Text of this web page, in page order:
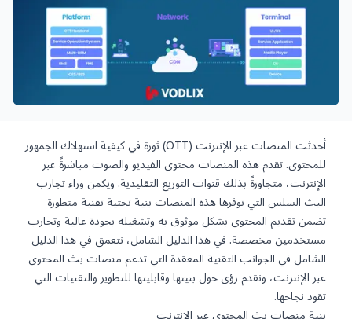
أحدثت المنصات عبر الإنترنت (OTT) ثورة في كيفية استهلاك الجمهور
للمحتوى. تقدم هذه المنصات محتوى الفيديو والصوت مباشرةً عبر
الإنترنت، متجاوزةً بذلك قنوات التوزيع التقليدية. ويكمن وراء تجارب
البث السلس التي توفرها هذه المنصات بنية تحتية تقنية متطورة
تضمن تقديم المحتوى بشكل موثوق به وتشغيله بجودة عالية وتجارب
مستخدمين مخصصة. في هذا الدليل الشامل، نتعمق في هذا الدليل
الشامل في الجوانب التقنية المعقدة التي تدعم منصات بث المحتوى
عبر الإنترنت، ونقدم رؤى حول بنيتها وقابليتها للتطوير والتقنيات التي
تقود نجاحها.